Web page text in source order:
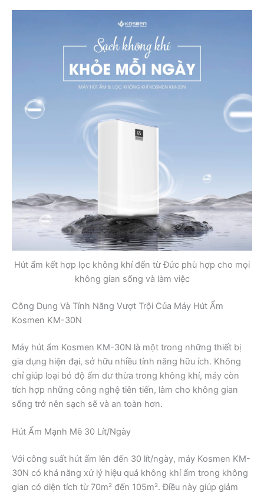
Hút ẩm kết hợp lọc không khí đến từ Đức phù hợp cho mọi
không gian sống và làm việc
Công Dụng Và Tính Năng Vượt Trội Của Máy Hút Ẩm
Kosmen KM-30N
Máy hút ẩm Kosmen KM-30N là một trong những thiết bị
gia dụng hiện đại, sở hữu nhiều tính năng hữu ích. Không
chỉ giúp loại bỏ độ ẩm dư thừa trong không khí, máy còn
tích hợp những công nghệ tiên tiến, làm cho không gian
sống trở nên sạch sẽ và an toàn hơn.
Hút Ẩm Mạnh Mẽ 30 Lít/Ngày
Với công suất hút ẩm lên đến 30 lít/ngày, máy Kosmen KM-
30N có khả năng xử lý hiệu quả không khí ẩm trong không
gian có diện tích từ 70m² đến 105m². Điều này giúp giảm